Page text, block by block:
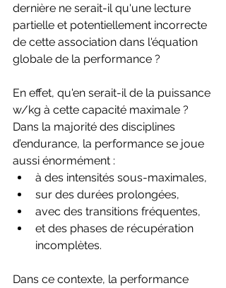
dernière ne serait-il qu'une lecture
partielle et potentiellement incorrecte
de cette association dans l'équation
globale de la performance ?
En effet, qu'en serait-il de la puissance
w/kg à cette capacité maximale ?
Dans la majorité des disciplines
d’endurance, la performance se joue
aussi énormément :
à des intensités sous-maximales,
sur des durées prolongées,
avec des transitions fréquentes,
et des phases de récupération
incomplètes.
Dans ce contexte, la performance